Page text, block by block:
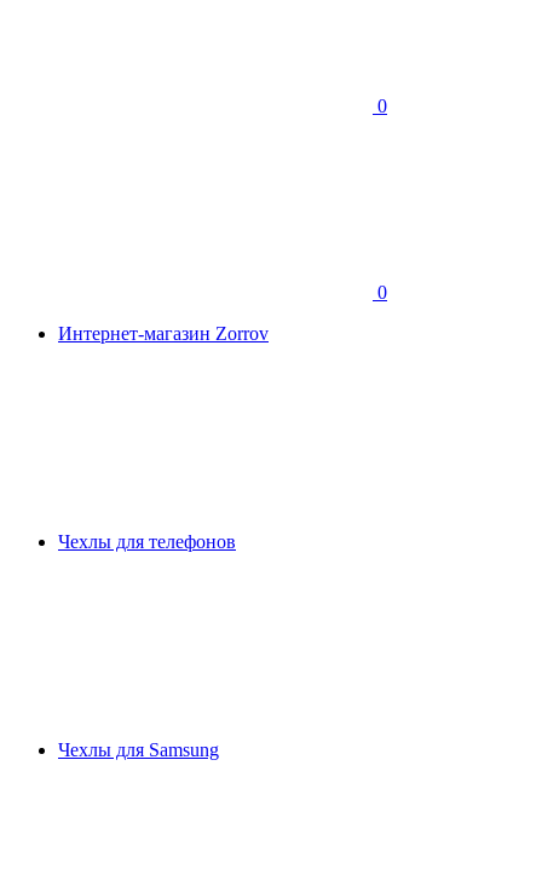
0
0
Интернет-магазин Zorrov
Чехлы для телефонов
Чехлы для Samsung